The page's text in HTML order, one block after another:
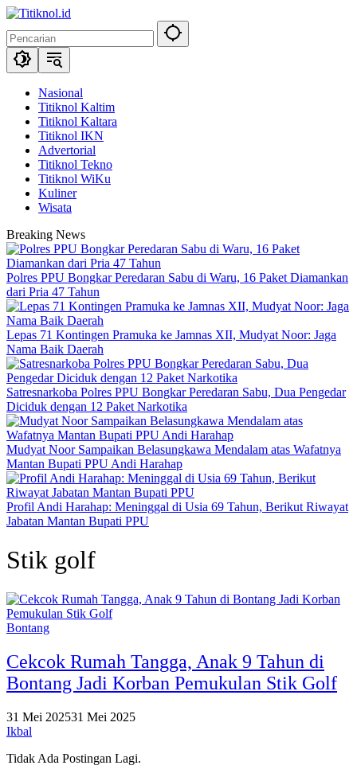
Langsung
konten
Nasional
Titiknol Kaltim
Titiknol Kaltara
Titiknol IKN
Advertorial
Titiknol Tekno
Titiknol WiKu
Kuliner
Wisata
Breaking News
Polres PPU Bongkar Peredaran Sabu di Waru, 16 Paket Diamankan
dari Pria 47 Tahun
Lepas 71 Kontingen Pramuka ke Jamnas XII, Mudyat Noor: Jaga
Nama Baik Daerah
Satresnarkoba Polres PPU Bongkar Peredaran Sabu, Dua Pengedar
Diciduk dengan 12 Paket Narkotika
Mudyat Noor Sampaikan Belasungkawa Mendalam atas Wafatnya
Mantan Bupati PPU Andi Harahap
Profil Andi Harahap: Meninggal di Usia 69 Tahun, Berikut Riwayat
Jabatan Mantan Bupati PPU
Stik golf
Bontang
Cekcok Rumah Tangga, Anak 9 Tahun di
Bontang Jadi Korban Pemukulan Stik Golf
31 Mei 202531 Mei 2025
Ikbal
Tidak Ada Postingan Lagi.